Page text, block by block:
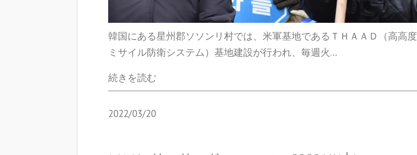
韓国にある星州郡ソソンリ村では、米軍基地であるＴＨＡＡＤ（高高度
ミサイル防衛システム）基地建設が行われ、毎週火…
続きを読む
2022/03/20